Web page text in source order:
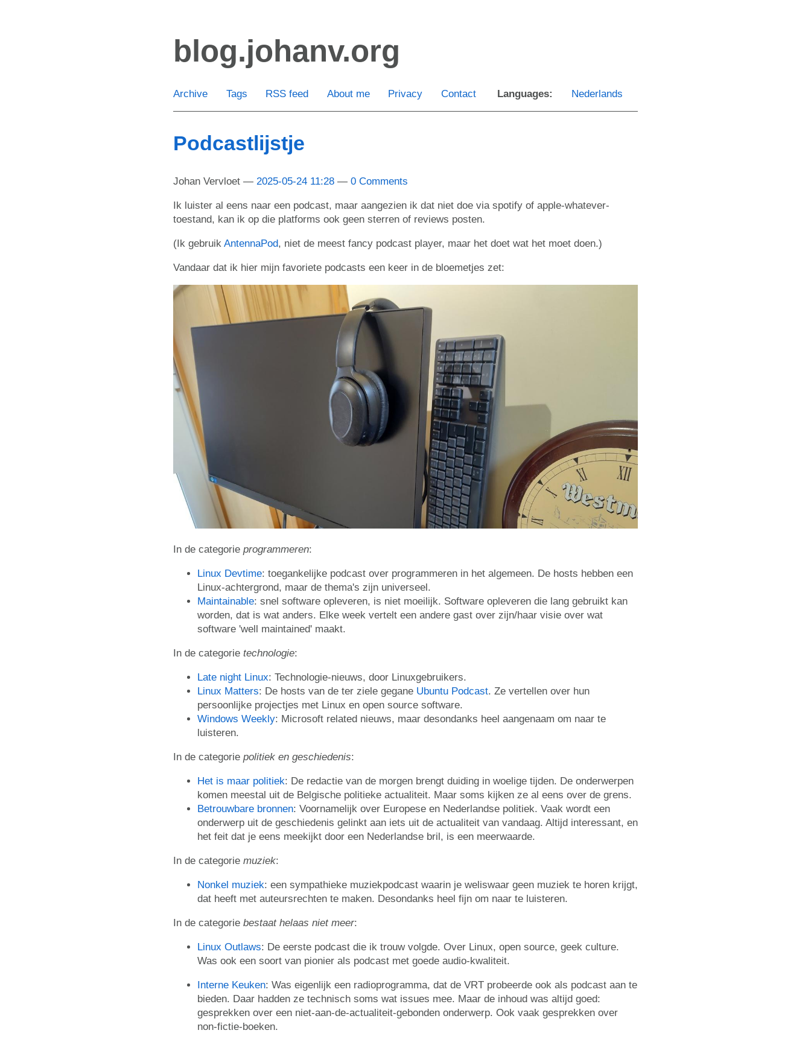
blog.johanv.org
Languages: Nederlands
Archive Tags RSS feed About me Privacy Contact
Podcastlijstje
Johan Vervloet 2025-05-24 11:28 0 Comments
Ik luister al eens naar een podcast, maar aangezien ik dat niet doe via spotify of apple-whatever-
toestand, kan ik op die platforms ook geen sterren of reviews posten.
(Ik gebruik AntennaPod, niet de meest fancy podcast player, maar het doet wat het moet doen.)
Vandaar dat ik hier mijn favoriete podcasts een keer in de bloemetjes zet:
In de categorie programmeren:
Linux Devtime: toegankelijke podcast over programmeren in het algemeen. De hosts hebben een
Linux-achtergrond, maar de thema's zijn universeel.
Maintainable: snel software opleveren, is niet moeilijk. Software opleveren die lang gebruikt kan
worden, dat is wat anders. Elke week vertelt een andere gast over zijn/haar visie over wat
software 'well maintained' maakt.
In de categorie technologie:
Late night Linux: Technologie-nieuws, door Linuxgebruikers.
Linux Matters: De hosts van de ter ziele gegane Ubuntu Podcast. Ze vertellen over hun
persoonlijke projectjes met Linux en open source software.
Windows Weekly: Microsoft related nieuws, maar desondanks heel aangenaam om naar te
luisteren.
In de categorie politiek en geschiedenis:
Het is maar politiek: De redactie van de morgen brengt duiding in woelige tijden. De onderwerpen
komen meestal uit de Belgische politieke actualiteit. Maar soms kijken ze al eens over de grens.
Betrouwbare bronnen: Voornamelijk over Europese en Nederlandse politiek. Vaak wordt een
onderwerp uit de geschiedenis gelinkt aan iets uit de actualiteit van vandaag. Altijd interessant, en
het feit dat je eens meekijkt door een Nederlandse bril, is een meerwaarde.
In de categorie muziek:
Nonkel muziek: een sympathieke muziekpodcast waarin je weliswaar geen muziek te horen krijgt,
dat heeft met auteursrechten te maken. Desondanks heel fijn om naar te luisteren.
In de categorie bestaat helaas niet meer:
Linux Outlaws: De eerste podcast die ik trouw volgde. Over Linux, open source, geek culture.
Was ook een soort van pionier als podcast met goede audio-kwaliteit.
Interne Keuken: Was eigenlijk een radioprogramma, dat de VRT probeerde ook als podcast aan te
bieden. Daar hadden ze technisch soms wat issues mee. Maar de inhoud was altijd goed:
gesprekken over een niet-aan-de-actualiteit-gebonden onderwerp. Ook vaak gesprekken over
non-fictie-boeken.